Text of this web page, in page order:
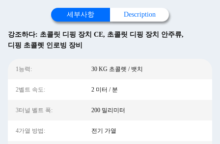
세부사항 Description
강조하다: 초콜릿 디핑 장치 CE, 초콜릿 디핑 장치 안주류,
디핑 초콜렛 인로빙 장비
1능력: 30 KG 초콜렛 / 뱃치
2벨트 속도: 2 미터 / 분
3터널 벨트 폭: 200 밀리미터
4가열 방법: 전기 가열